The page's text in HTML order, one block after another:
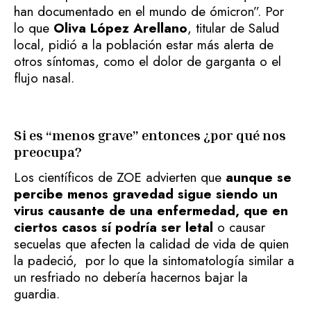
han documentado en el mundo de ómicron”. Por
lo que Oliva López Arellano, titular de Salud
local, pidió a la población estar más alerta de
otros síntomas, como el dolor de garganta o el
flujo nasal.
Si es “menos grave” entonces ¿por qué nos
preocupa?
Los científicos de ZOE advierten que aunque se
percibe menos gravedad sigue siendo un
virus causante de una enfermedad, que en
ciertos casos sí podría ser letal o causar
secuelas que afecten la calidad de vida de quien
la padeció, por lo que la sintomatología similar a
un resfriado no debería hacernos bajar la
guardia.